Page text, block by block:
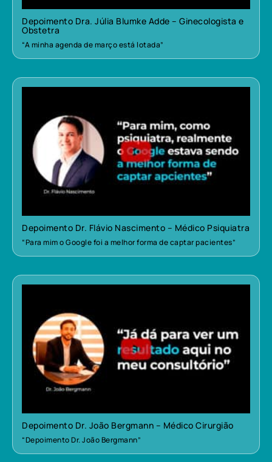
Depoimento Dra. Júlia Blumke Adde – Ginecologista e
Obstetra
“A minha agenda de março está lotada”
Depoimento Dr. Flávio Nascimento – Médico Psiquiatra
“Para mim o Google foi a melhor forma de captar pacientes”
Depoimento Dr. João Bergmann – Médico Cirurgião
“Depoimento Dr. João Bergmann”